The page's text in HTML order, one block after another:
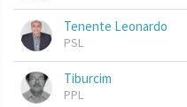
Tenente Leonardo
PSL
Tiburcim
PPL